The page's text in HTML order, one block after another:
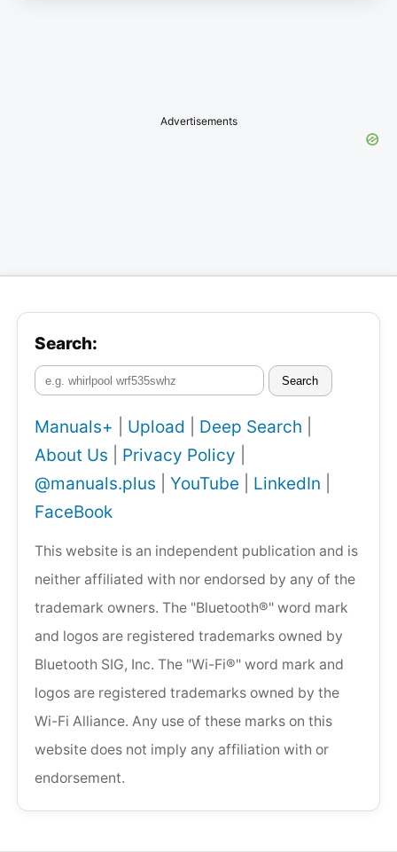
Advertisements
Search:
Search
Manuals+ Upload Deep Search
About Us
Privacy Policy
@manuals.plus
YouTube LinkedIn
FaceBook
This website is an independent publication and is
neither affiliated with nor endorsed by any of the
trademark owners. The "Bluetooth®" word mark
and logos are registered trademarks owned by
Bluetooth SIG, Inc. The "Wi-Fi®" word mark and
logos are registered trademarks owned by the
Wi-Fi Alliance. Any use of these marks on this
website does not imply any affiliation with or
endorsement.